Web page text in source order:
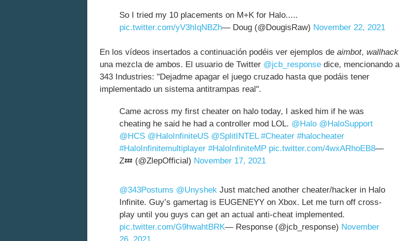
So I tried my 10 placements on M+K for Halo.....
pic.twitter.com/yV3hIqNBZh— Doug (@DougisRaw) November 22, 2021
En los vídeos insertados a continuación podéis ver ejemplos de aimbot, wallhack
una mezcla de ambos. El usuario de Twitter @jcb_response dice, mencionando a
343 Industries: "Dejadme apagar el juego cruzado hasta que podáis tener
implementado un sistema antitrampas real".
Came across my first cheater on halo today, I asked him if he was
cheating he said he had a controller mod LOL. @Halo @HaloSupport
@HCS @HaloInfiniteUS @SplitINTEL #Cheater #halocheater
#HaloInfinitemultiplayer #HaloInfiniteMP pic.twitter.com/4wxARhoEB8—
Z💤 (@ZlepOfficial) November 17, 2021
@343Postums @Unyshek Just matched another cheater/hacker in Halo
Infinite. Guy’s gamertag is EUGENEYY on Xbox. Let me turn off cross-
play until you guys can get an actual anti-cheat implemented.
pic.twitter.com/G9hwahtBRK— Response (@jcb_response) November